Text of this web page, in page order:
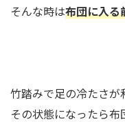
そんな時は布団に入る
竹踏みで足の冷たさが
その状態になったら布